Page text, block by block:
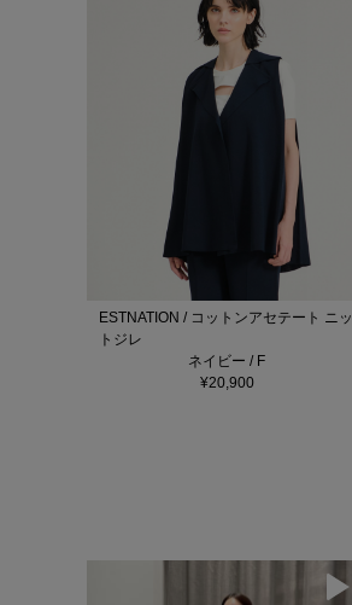
ESTNATION / コットンアセテート ニッ
トジレ
ネイビー / F
¥20,900